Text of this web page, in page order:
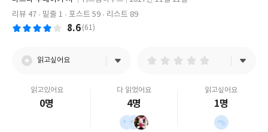
쓴
출
사
출
판
리뷰 47
밑줄 1 포스트 59 리스트 89
8.6 (61)
읽고싶어요
읽고있어요
0명
다 읽었어요
4명
읽고싶어요
1명